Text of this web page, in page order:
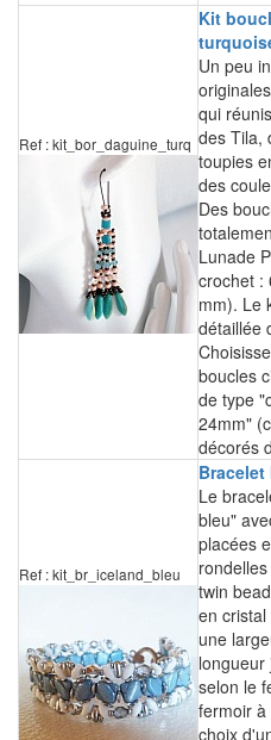
Ref : kit_bor_daguine_turq
Kit
Un peu
qui
des Tila,
toupies
des
Des
Lunade
crochet :
mm). Le
détaillée
boucles
de type
24mm"
décorés
Ref : kit_br_iceland_bleu
Le
bleu"
placées
twin
en
une
longueur
selon le
fermoir
choix